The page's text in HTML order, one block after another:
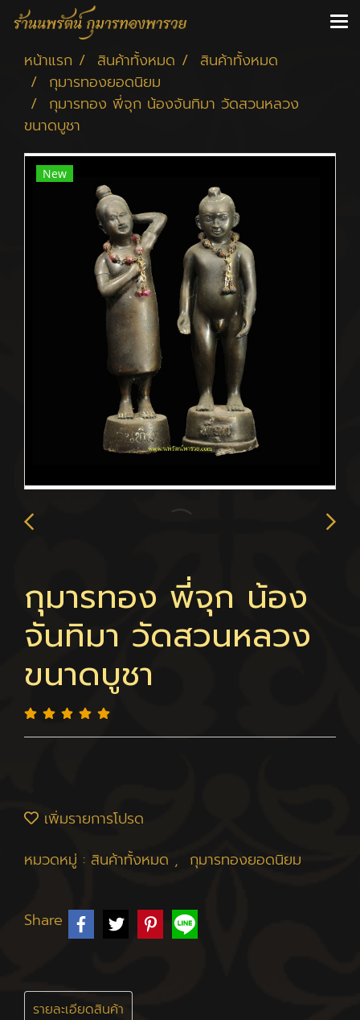
หน้าแรก สินค้าทั้งหมด
สินค้าทั้งหมด
กุมารทองยอดนิยม
กุมารทอง พี่จุก น้องจันทิมา วัดสวนหลวง
ขนาดบูชา
New
กุมารทอง พี่จุก น้อง
จันทิมา วัดสวนหลวง
ขนาดบูชา
เพิ่มรายการโปรด
หมวดหมู่ : สินค้าทั้งหมด , กุมารทองยอดนิยม
Share
รายละเอียดสินค้า